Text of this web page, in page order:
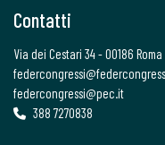
Contatti
Via dei Cestari 34 - 00186 Roma
federcongressi@pec.it
388 7270838